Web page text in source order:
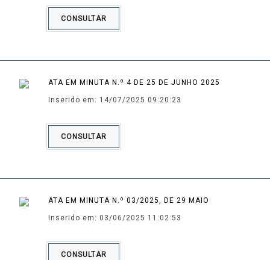
CONSULTAR
ATA EM MINUTA N.º 4 DE 25 DE JUNHO 2025
Inserido em: 14/07/2025 09:20:23
CONSULTAR
ATA EM MINUTA N.º 03/2025, DE 29 MAIO
Inserido em: 03/06/2025 11:02:53
CONSULTAR